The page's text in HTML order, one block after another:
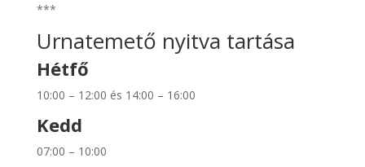
***
Urnatemető nyitva tartása
Hétfő
10:00 – 12:00 és 14:00 – 16:00
Kedd
07:00 – 10:00